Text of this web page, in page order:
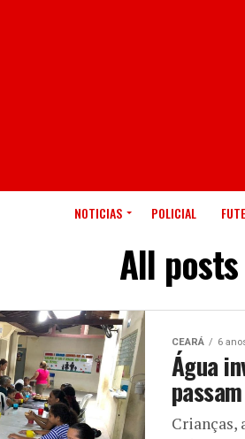
NOTICIAS POLICIAL
All
CEARÁ 6
Água
Crianças,